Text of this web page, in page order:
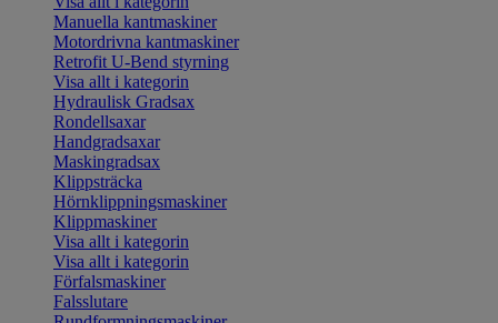
Manuella kantmaskiner
Motordrivna kantmaskiner
Retrofit U-Bend styrning
Visa allt i kategorin
Hydraulisk Gradsax
Rondellsaxar
Handgradsaxar
Maskingradsax
Klippsträcka
Hörnklippningsmaskiner
Klippmaskiner
Visa allt i kategorin
Visa allt i kategorin
Förfalsmaskiner
Falsslutare